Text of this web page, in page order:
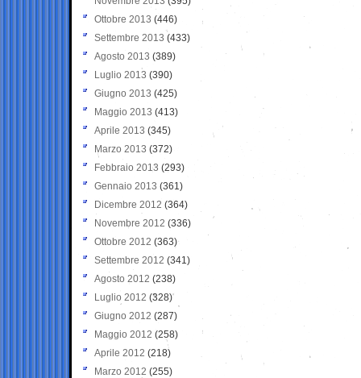
Ottobre 2013 (446)
Settembre 2013 (433)
Agosto 2013 (389)
Luglio 2013 (390)
Giugno 2013 (425)
Maggio 2013 (413)
Aprile 2013 (345)
Marzo 2013 (372)
Febbraio 2013 (293)
Gennaio 2013 (361)
Dicembre 2012 (364)
Novembre 2012 (336)
Ottobre 2012 (363)
Settembre 2012 (341)
Agosto 2012 (238)
Luglio 2012 (328)
Giugno 2012 (287)
Maggio 2012 (258)
Aprile 2012 (218)
Marzo 2012 (255)